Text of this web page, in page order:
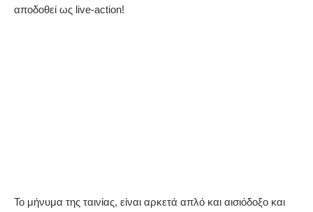
αποδοθεί ως live-action!
Το μήνυμα της ταινίας, είναι αρκετά απλό και αισιόδοξο και